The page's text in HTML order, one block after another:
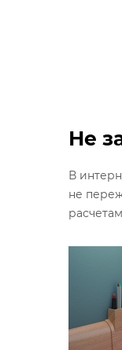
Не
В
не